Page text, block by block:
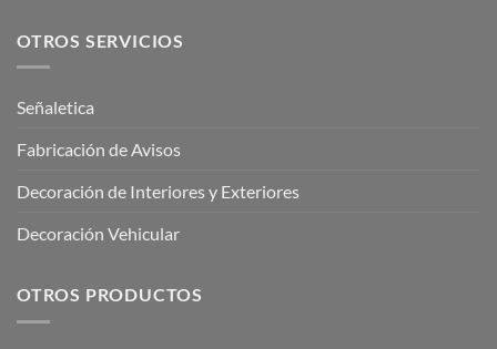
OTROS SERVICIOS
Señaletica
Fabricación de Avisos
Decoración de Interiores y Exteriores
Decoración Vehicular
OTROS PRODUCTOS